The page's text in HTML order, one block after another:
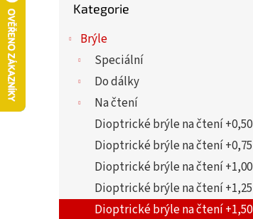
l
kategorie
Kategorie
Brýle
Speciální
Do dálky
Na čtení
Dioptrické brýle na čtení +0,50
Dioptrické brýle na čtení +0,75
Dioptrické brýle na čtení +1,00
Dioptrické brýle na čtení +1,25
Dioptrické brýle na čtení +1,50